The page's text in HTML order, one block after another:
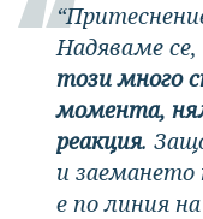
Надяваме се,
този много
момента,
реакция.
и заемането
е по линия